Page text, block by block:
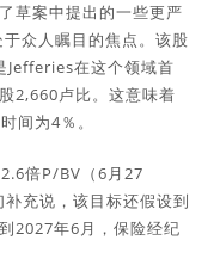
草案中提出的一些更严
众人瞩目的焦点。该股
Jefferies在这个领域首
2,660卢比。这意味着
间为4％。
倍P/BV（6月27
充说，该目标还假设到
2027年6月，保险经纪